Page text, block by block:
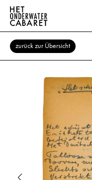
zurück zur Übersicht